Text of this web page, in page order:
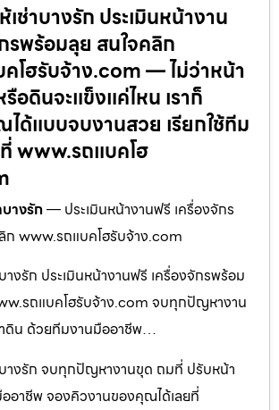
เช่าบางรัก ประเมินหน้างาน
รพร้อมลุย สนใจคลิก
โฮรับจ้าง.com — ไม่ว่าหน้า
อดินจะแข็งแค่ไหน เราก็
ด้แบบจบงานสวย เรียกใช้ทีม
www.รถแบคโฮ
บางรัก— ประเมินหน้างานฟรี เครื่องจักร
ก www.รถแบคโฮรับจ้าง.com
างรัก ประเมินหน้างานฟรี เครื่องจักรพร้อม
รถแบคโฮรับจ้าง.com จบทุกปัญหางาน
ดิน ด้วยทีมงานมืออาชีพ…
บางรัก จบทุกปัญหางานขุด ถมที่ ปรับหน้า
อาชีพ จองคิวงานของคุณได้เลยที่